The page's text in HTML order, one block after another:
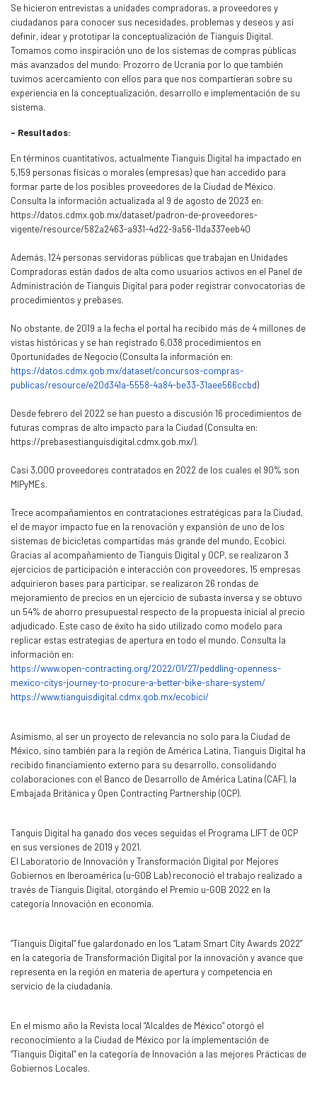
Se hicieron entrevistas a unidades compradoras, a proveedores y
ciudadanos para conocer sus necesidades, problemas y deseos y así
definir, idear y prototipar la conceptualización de Tianguis Digital.
Tomamos como inspiración uno de los sistemas de compras públicas
más avanzados del mundo: Prozorro de Ucranía por lo que también
tuvimos acercamiento con ellos para que nos compartieran sobre su
experiencia en la conceptualización, desarrollo e implementación de su
sistema.
- Resultados:
En términos cuantitativos, actualmente Tianguis Digital ha impactado en
5,159 personas físicas o morales (empresas) que han accedido para
formar parte de los posibles proveedores de la Ciudad de México.
Consulta la información actualizada al 9 de agosto de 2023 en:
https://datos.cdmx.gob.mx/dataset/padron-de-proveedores-
vigente/resource/582a2463-a931-4d22-9a56-11da337eeb40
Además, 124 personas servidoras públicas que trabajan en Unidades
Compradoras están dados de alta como usuarios activos en el Panel de
Administración de Tianguis Digital para poder registrar convocatorias de
procedimientos y prebases.
No obstante, de 2019 a la fecha el portal ha recibido más de 4 millones de
vistas históricas y se han registrado 6,038 procedimientos en
Oportunidades de Negocio (Consulta la información en:
https://datos.cdmx.gob.mx/dataset/concursos-compras-
publicas/resource/e20d341a-5558-4a84-be33-31aee566ccbd)
Desde febrero del 2022 se han puesto a discusión 16 procedimientos de
futuras compras de alto impacto para la Ciudad (Consulta en:
https://prebasestianguisdigital.cdmx.gob.mx/).
Casi 3,000 proveedores contratados en 2022 de los cuales el 90% son
MIPyMEs.
Trece acompañamientos en contrataciones estratégicas para la Ciudad,
el de mayor impacto fue en la renovación y expansión de uno de los
sistemas de bicicletas compartidas más grande del mundo, Ecobici.
Gracias al acompañamiento de Tianguis Digital y OCP, se realizaron 3
ejercicios de participación e interacción con proveedores, 15 empresas
adquirieron bases para participar, se realizaron 26 rondas de
mejoramiento de precios en un ejercicio de subasta inversa y se obtuvo
un 54% de ahorro presupuestal respecto de la propuesta inicial al precio
adjudicado. Este caso de éxito ha sido utilizado como modelo para
replicar estas estrategias de apertura en todo el mundo. Consulta la
información en:
https://www.open-contracting.org/2022/01/27/peddling-openness-
mexico-citys-journey-to-procure-a-better-bike-share-system/
https://www.tianguisdigital.cdmx.gob.mx/ecobici/
Asimismo, al ser un proyecto de relevancia no solo para la Ciudad de
México, sino también para la región de América Latina, Tianguis Digital ha
recibido financiamiento externo para su desarrollo, consolidando
colaboraciones con el Banco de Desarrollo de América Latina (CAF), la
Embajada Británica y Open Contracting Partnership (OCP).
Tanguis Digital ha ganado dos veces seguidas el Programa LIFT de OCP
en sus versiones de 2019 y 2021.
El Laboratorio de Innovación y Transformación Digital por Mejores
Gobiernos en Iberoamérica (u-GOB Lab) reconoció el trabajo realizado a
través de Tianguis Digital, otorgándo el Premio u-GOB 2022 en la
categoría Innovación en economía.
“Tianguis Digital” fue galardonado en los “Latam Smart City Awards 2022”
en la categoría de Transformación Digital por la innovación y avance que
representa en la región en materia de apertura y competencia en
servicio de la ciudadanía.
En el mismo año la Revista local “Alcaldes de México” otorgó el
reconocimiento a la Ciudad de México por la implementación de
“Tianguis Digital” en la categoría de Innovación a las mejores Prácticas de
Gobiernos Locales.